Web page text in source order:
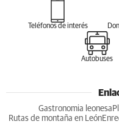
Teléfonos de interés
Autobuses
Gastronomia leonesa
Rutas de montaña en León